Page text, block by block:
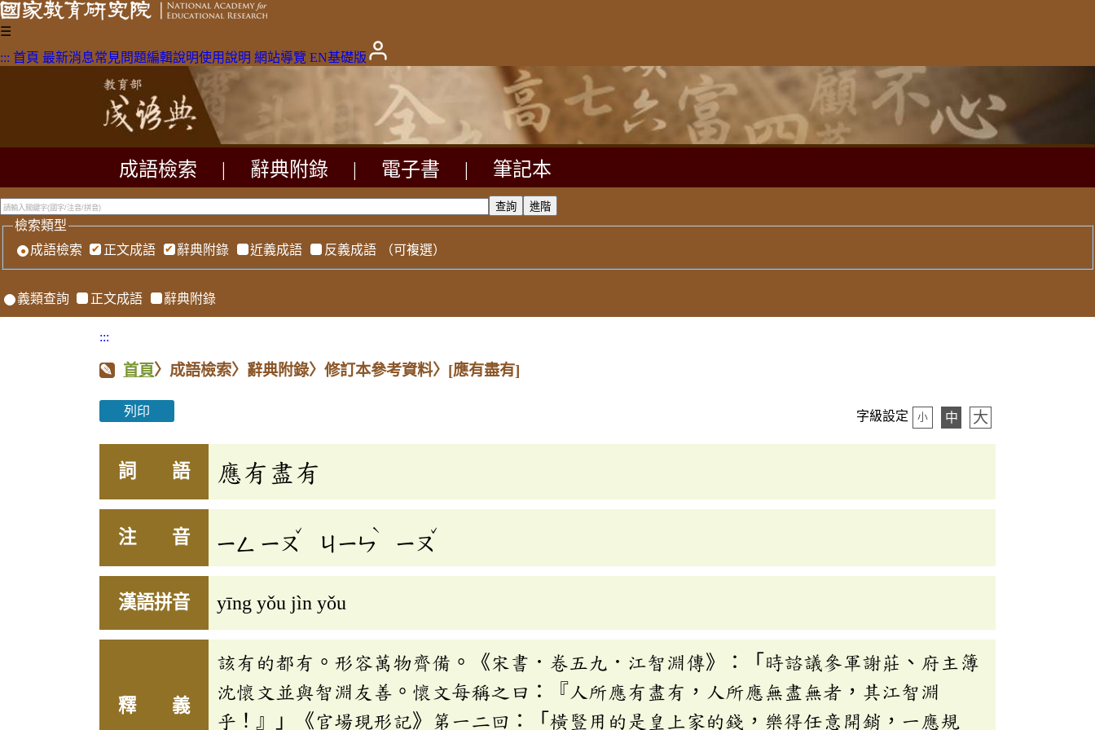
☰
::: 首頁 最新消息常見問題編輯說明使用說明 網站導覽 EN基礎版
成語檢索 辭典附錄 電子書 筆記本
檢索類型
成語檢索
正文成語 辭典附錄 近義成語 反義成語 （可複選）
義類查詢 正文成語 辭典附錄
:::
首頁〉成語檢索〉辭典附錄〉修訂本參考資料〉 [應有盡有]
列印 字級設定 小 中 大
詞 語 應有盡有
注 音 ㄧㄥ ㄧㄡ
ˇ
ㄐㄧㄣ
ˋ
ㄧㄡ
ˇ
漢語拼音 yīng yǒu jìn yǒu
釋 義
該有的都有。形容萬物齊備。《宋書．卷五九．江智淵傳》：「時諮議參軍謝莊、府主簿
沈懷文並與智淵友善。懷文每稱之曰：『人所應有盡有，人所應無盡無者，其江智淵
乎！』」《官場現形記》第一二回：「橫豎用的是皇上家的錢，樂得任意開銷，一應規